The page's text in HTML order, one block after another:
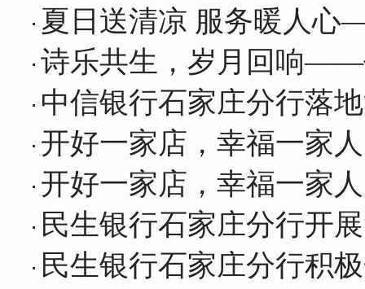
夏日送清凉 服务暖人
诗乐共生，岁月回响——
中信银行石家庄分行落
开好一家店，幸福一家
开好一家店，幸福一家
民生银行石家庄分行开
民生银行石家庄分行积
网友评论仅供其表达个人看法，并不表明本网同意其观点或证实其描